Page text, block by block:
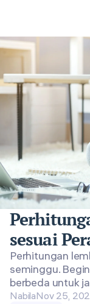
sesuai
Perhitungan
seminggu.
berbeda untuk
NabilaNov 25,